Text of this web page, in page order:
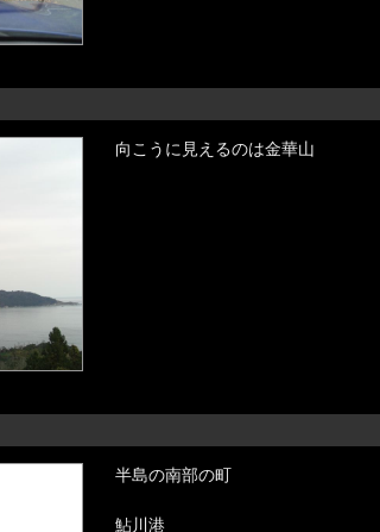
向こうに見えるのは金華山
半島の南部の町
鮎川港